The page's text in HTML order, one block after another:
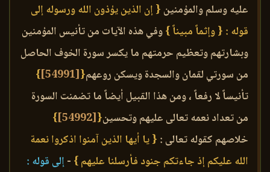
عليه وسلم والمؤمنين { إن الذين يؤذون الله ورسوله إلى
قوله : { وإثماً مبيناً }وفي هذه الآيات من تأنيس المؤمنين
وبشارتهم وتعظيم حرمتهم ما يكسر سورة الخوف الحاصل
من سورتي لقمان والسجدة ويسكن روعهم{
[54991]
}
تأنيساً لا رفعاً ، ومن هذا القبيل أيضاً ما تضمنت السورة
من تعداد نعمه تعالى عليهم وتحسين{
[54992]
}
خلاصهم كقوله تعالى : { يا أيها الذين آمنوا اذكروا نعمة
الله عليكم إذ جاءتكم جنود فأرسلنا عليهم } -إلى قوله :